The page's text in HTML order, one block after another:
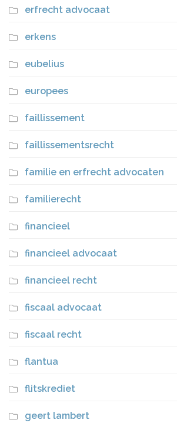
erfrecht advocaat
erkens
eubelius
europees
faillissement
faillissementsrecht
familie en erfrecht advocaten
familierecht
financieel
financieel advocaat
financieel recht
fiscaal advocaat
fiscaal recht
flantua
flitskrediet
geert lambert